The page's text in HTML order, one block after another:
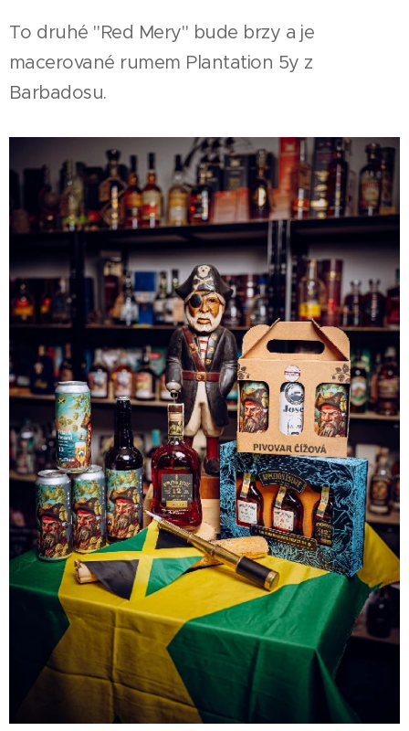
To druhé "Red Mery" bude brzy a je
macerované rumem Plantation 5y z
Barbadosu.